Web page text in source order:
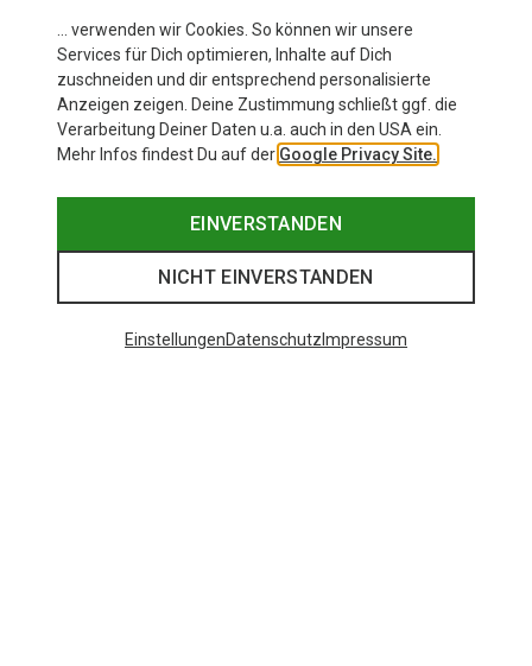
Bodhi Polarized Sonnenbrille
CMP
MTB Helm
45,46 €
… verwenden wir Cookies. So können wir unsere
Services für Dich optimieren, Inhalte auf Dich
zuschneiden und dir entsprechend personalisierte
Anzeigen zeigen. Deine Zustimmung schließt ggf. die
Verarbeitung Deiner Daten u.a. auch in den USA ein.
Mehr Infos findest Du auf der Google Privacy Site.
EINVERSTANDEN
NICHT EINVERSTANDEN
EinstellungenDatenschutz Impressum